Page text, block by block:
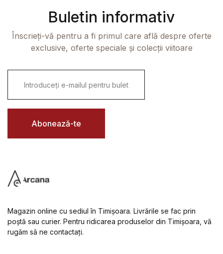
Buletin informativ
Înscrieți-vă pentru a fi primul care află despre oferte
exclusive, oferte speciale și colecții viitoare
i
l
Abonează-te
Magazin online cu sediul în Timișoara. Livrările se fac prin
poștă sau curier. Pentru ridicarea produselor din Timișoara, vă
rugăm să ne contactați.